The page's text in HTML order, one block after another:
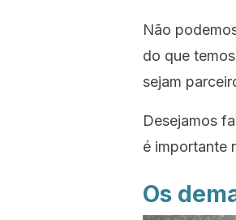
Não
do que
sejam
Desejamos
é importante
Os